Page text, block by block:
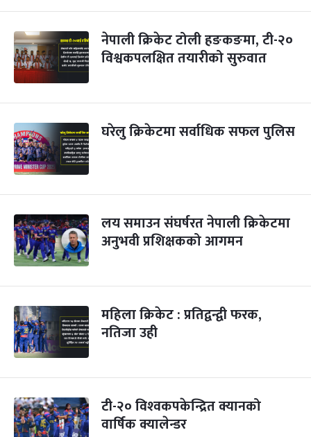
नेपाली क्रिकेट टोली हङकङमा, टी-२०
विश्वकपलक्षित तयारीको सुरुवात
घरेलु क्रिकेटमा सर्वाधिक सफल पुलिस
लय समाउन संघर्षरत नेपाली क्रिकेटमा
अनुभवी प्रशिक्षकको आगमन
महिला क्रिकेट : प्रतिद्वन्द्वी फरक,
नतिजा उही
टी-२० विश्‍वकपकेन्द्रित क्यानको
वार्षिक क्यालेन्डर